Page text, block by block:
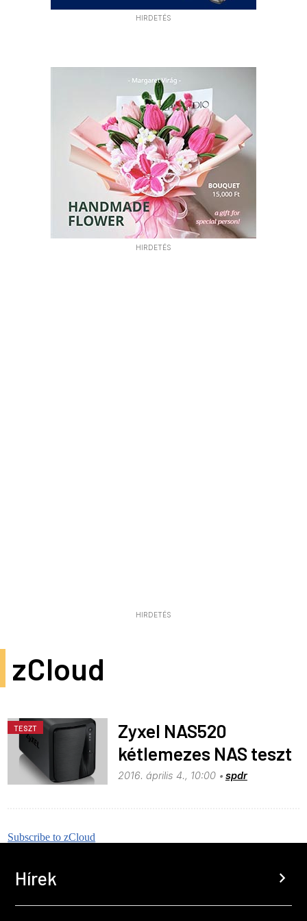
HIRDETÉS
HIRDETÉS
HIRDETÉS
zCloud
TESZT
Zyxel NAS520
kétlemezes NAS teszt
2016. április 4., 10:00 spdr
Subscribe to zCloud
Hírek chevron_right